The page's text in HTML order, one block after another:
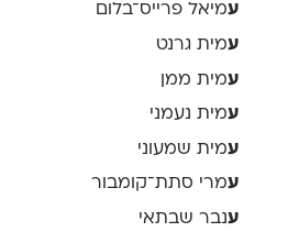
עמיאל פרייס־בלום
עמית גרנט
עמית ממן
עמית נעמני
עמית שמעוני
עמרי סתת־קומבור
ענבר שבתאי